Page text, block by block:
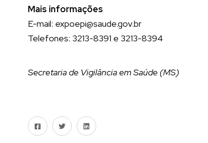
Mais informações
E-mail: expoepi@saude.gov.br
Telefones: 3213-8391 e 3213-8394
Secretaria de Vigilância em Saúde (MS)